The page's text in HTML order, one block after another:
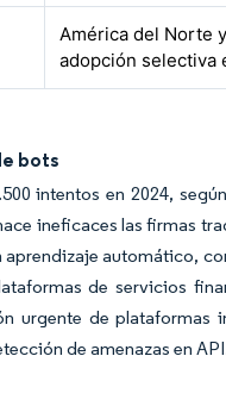
América del Norte
adopción selectiva
bots
intentos en 2024,
ineficaces las firmas
automático,
de servicios
de plataformas
de amenazas en